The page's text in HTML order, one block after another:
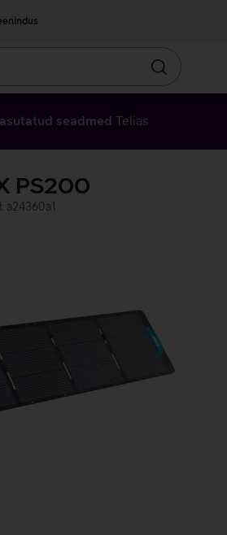
Otsin
seadmed Telias
PS200
a24360a1